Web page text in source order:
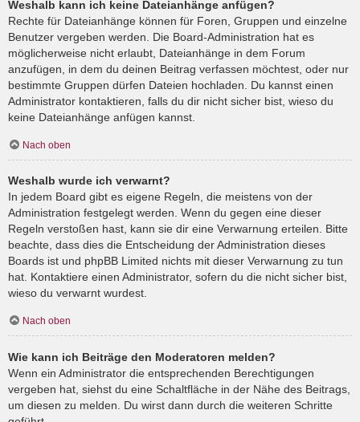
Weshalb kann ich keine Dateianhänge anfügen?
Rechte für Dateianhänge können für Foren, Gruppen und einzelne
Benutzer vergeben werden. Die Board-Administration hat es
möglicherweise nicht erlaubt, Dateianhänge in dem Forum
anzufügen, in dem du deinen Beitrag verfassen möchtest, oder nur
bestimmte Gruppen dürfen Dateien hochladen. Du kannst einen
Administrator kontaktieren, falls du dir nicht sicher bist, wieso du
keine Dateianhänge anfügen kannst.
Nach oben
Weshalb wurde ich verwarnt?
In jedem Board gibt es eigene Regeln, die meistens von der
Administration festgelegt werden. Wenn du gegen eine dieser
Regeln verstoßen hast, kann sie dir eine Verwarnung erteilen. Bitte
beachte, dass dies die Entscheidung der Administration dieses
Boards ist und phpBB Limited nichts mit dieser Verwarnung zu tun
hat. Kontaktiere einen Administrator, sofern du die nicht sicher bist,
wieso du verwarnt wurdest.
Nach oben
Wie kann ich Beiträge den Moderatoren melden?
Wenn ein Administrator die entsprechenden Berechtigungen
vergeben hat, siehst du eine Schaltfläche in der Nähe des Beitrags,
um diesen zu melden. Du wirst dann durch die weiteren Schritte